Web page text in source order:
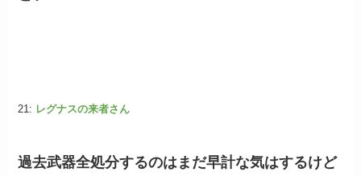
21: レグナスの来者さん
過去武器全処分するのはまだ早計な気はするけど